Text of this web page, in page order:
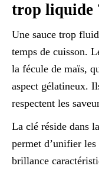
trop liquide
Une sauce trop
temps de cuisson.
la fécule de maïs,
aspect gélatineux.
respectent les
La clé réside dans
permet d’unifier
brillance